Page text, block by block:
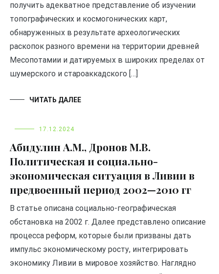
получить адекватное представление об изучении
топографических и космогонических карт,
обнаруженных в результате археологических
раскопок разного времени на территории древней
Месопотамии и датируемых в широких пределах от
шумерского и староаккадского […]
ЧИТАТЬ ДАЛЕЕ
17.12.2024
Абидулин А.М., Дронов М.В.
Политическая и социально-
экономическая ситуация в Ливии в
предвоенный период 2002—2010 гг
В статье описана социально-географическая
обстановка на 2002 г. Далее представлено описание
процесса реформ, которые были призваны дать
импульс экономическому росту, интегрировать
экономику Ливии в мировое хозяйство. Наглядно